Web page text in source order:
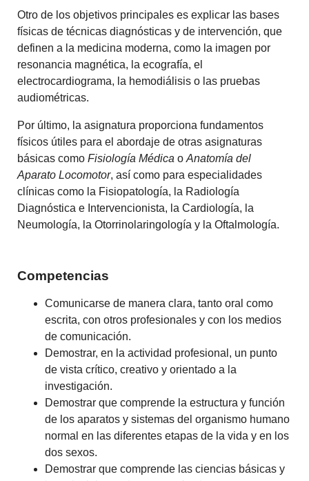
Otro de los objetivos principales es explicar las bases
físicas de técnicas diagnósticas y de intervención, que
definen a la medicina moderna, como la imagen por
resonancia magnética, la ecografía, el
electrocardiograma, la hemodiálisis o las pruebas
audiométricas.
Por último, la asignatura proporciona fundamentos
físicos útiles para el abordaje de otras asignaturas
básicas comoFisiología Médica oAnatomía del
Aparato Locomotor, así como para especialidades
clínicas como la Fisiopatología, la Radiología
Diagnóstica e Intervencionista, la Cardiología, la
Neumología, la Otorrinolaringología y la Oftalmología.
Competencias
Comunicarse de manera clara, tanto oral como
escrita, con otros profesionales y con los medios
de comunicación.
Demostrar, en la actividad profesional, un punto
de vista crítico, creativo y orientado a la
investigación.
Demostrar que comprende la estructura y función
de los aparatos y sistemas del organismo humano
normal en las diferentes etapas de la vida y en los
dos sexos.
Demostrar que comprende las ciencias básicas y